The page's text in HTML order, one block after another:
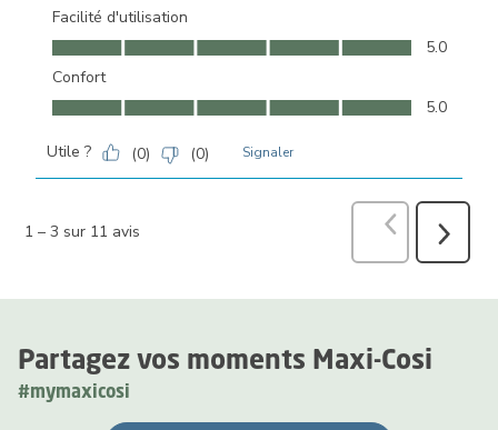
Partagez vos moments Maxi-Cosi
#mymaxicosi
Facilité d'utilisation
Facilité d'utilisation, 5.0 sur 5
5.0
Confort
Confort, 5.0 sur 5
5.0
Utile ? (0) (0) Signaler
1 – 3 sur 11 avis PrécédentSuivant
avis